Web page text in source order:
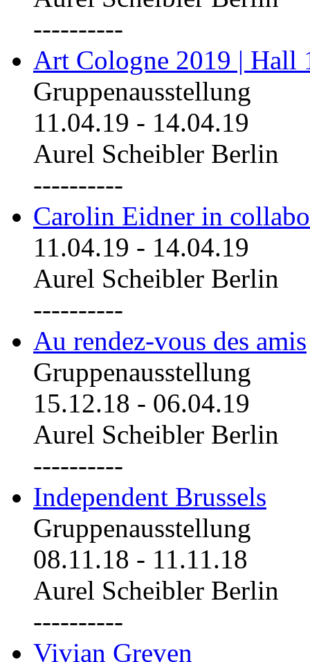
----------
Art Cologne 2019 | Hall
Gruppenausstellung
11.04.19 - 14.04.19
Aurel Scheibler Berlin
----------
Carolin Eidner in
11.04.19 - 14.04.19
Aurel Scheibler Berlin
----------
Au rendez-vous des amis
Gruppenausstellung
15.12.18 - 06.04.19
Aurel Scheibler Berlin
----------
Independent Brussels
Gruppenausstellung
08.11.18 - 11.11.18
Aurel Scheibler Berlin
----------
Vivian Greven